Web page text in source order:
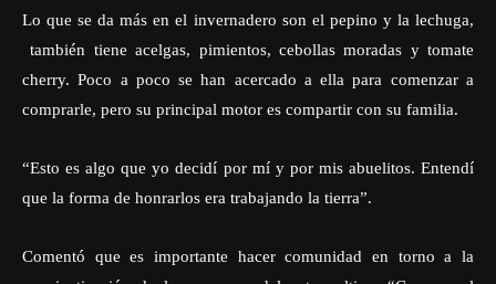
Lo que se da más en el invernadero son el pepino y la lechuga,
también tiene acelgas, pimientos, cebollas moradas y tomate
cherry. Poco a poco se han acercado a ella para comenzar a
comprarle, pero su principal motor es compartir con su familia.
“Esto es algo que yo decidí por mí y por mis abuelitos. Entendí
que la forma de honrarlos era trabajando la tierra”.
Comentó que es importante hacer comunidad en torno a la